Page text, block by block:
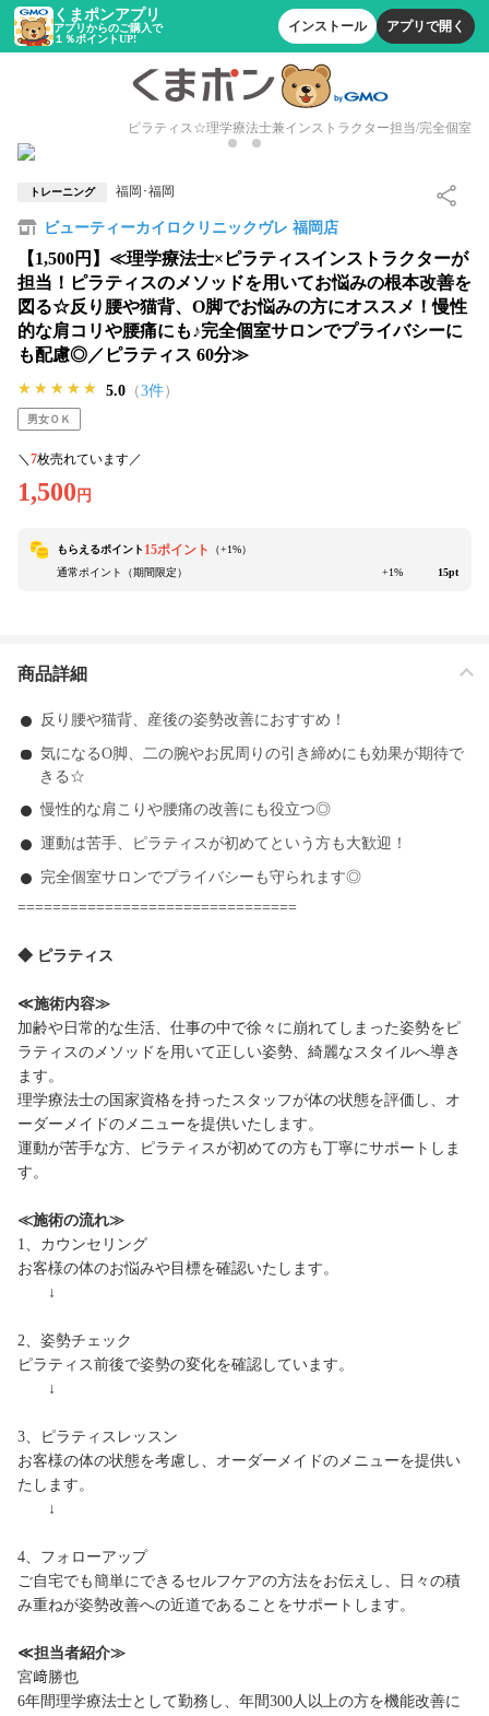
くまポンアプリ
アプリからのご購入で
１％ポイントUP!
インストール アプリで開く
ピラティス☆理学療法士兼インストラクター担当/完全個室
トレーニング 福岡･福岡
ビューティーカイロクリニックヴレ 福岡店
【1,500円】≪理学療法士×ピラティスインストラクターが
担当！ピラティスのメソッドを用いてお悩みの根本改善を
図る☆反り腰や猫背、O脚でお悩みの方にオススメ！慢性
的な肩コリや腰痛にも♪完全個室サロンでプライバシーに
も配慮◎／ピラティス 60分≫
★★★★★
★★★★★
★★★★★ 5.0 （3件）
男女ＯＫ
＼ 7枚売れています／
1,500 円
もらえるポイント 15ポイント （+1%）
通常ポイント（期間限定）
+1% 15pt
商品詳細
反り腰や猫背、産後の姿勢改善におすすめ！
気になるO脚、二の腕やお尻周りの引き締めにも効果が期待で
きる☆
慢性的な肩こりや腰痛の改善にも役立つ◎
運動は苦手、ピラティスが初めてという方も大歓迎！
完全個室サロンでプライバシーも守られます◎
================================
◆ ピラティス
≪施術内容≫
加齢や日常的な生活、仕事の中で徐々に崩れてしまった姿勢をピ
ラティスのメソッドを用いて正しい姿勢、綺麗なスタイルへ導き
ます。
理学療法士の国家資格を持ったスタッフが体の状態を評価し、オ
ーダーメイドのメニューを提供いたします。
運動が苦手な方、ピラティスが初めての方も丁寧にサポートしま
す。
≪施術の流れ≫
1、カウンセリング
お客様の体のお悩みや目標を確認いたします。
↓
2、姿勢チェック
ピラティス前後で姿勢の変化を確認しています。
↓
3、ピラティスレッスン
お客様の体の状態を考慮し、オーダーメイドのメニューを提供い
たします。
↓
4、フォローアップ
ご自宅でも簡単にできるセルフケアの方法をお伝えし、日々の積
み重ねが姿勢改善への近道であることをサポートします。
≪担当者紹介≫
宮﨑勝也
6年間理学療法士として勤務し、年間300人以上の方を機能改善に